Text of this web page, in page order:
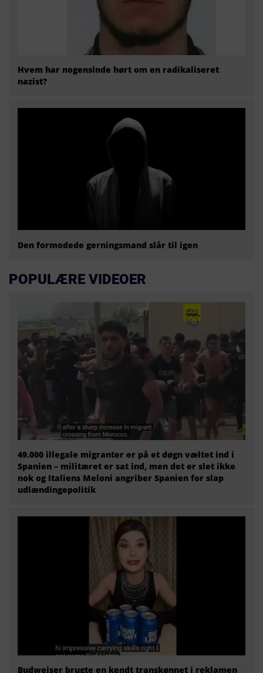
Hvem har nogensinde hørt om en radikaliseret
nazist?
Den formodede gerningsmand slår til igen
POPULÆRE VIDEOER
49.000 illegale migranter er på et døgn væltet ind i
Spanien – militæret er sat ind, men det er slet ikke
nok og Italiens Meloni angriber Spanien for slap
udlændingepolitik
Budweiser brugte en kendt transkønnet i reklamen